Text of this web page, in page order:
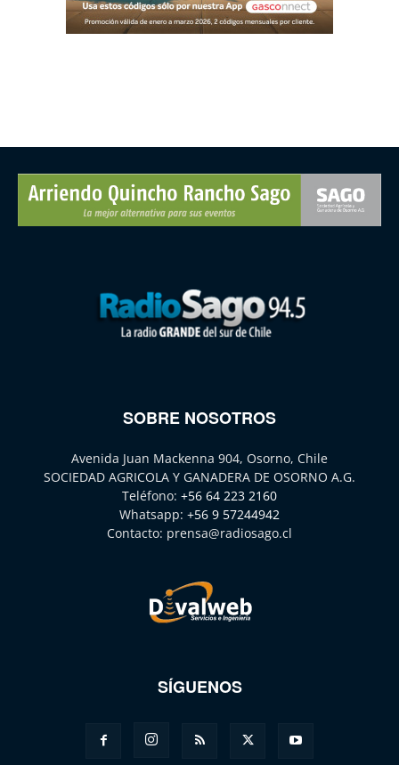
SOBRE NOSOTROS
Avenida Juan Mackenna 904, Osorno, Chile
SOCIEDAD AGRICOLA Y GANADERA DE OSORNO A.G.
Teléfono: +56 64 223 2160
Whatsapp: +56 9 57244942
Contacto: prensa@radiosago.cl
SÍGUENOS